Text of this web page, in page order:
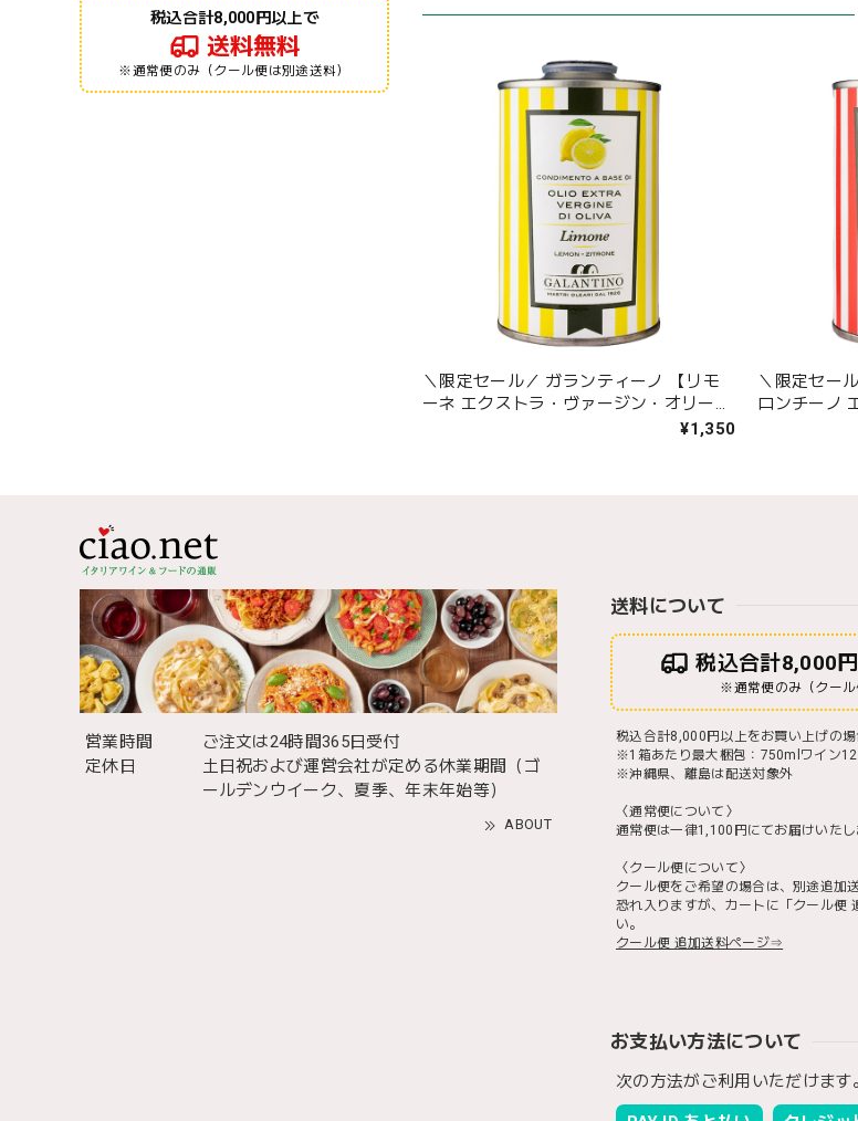
税込合計8,000円以上で
送料無料
※通常便のみ（クール便は別途送料）
＼限定セール／ ガランティーノ 【リモ
ーネ エクストラ・ヴァージン・オリーブ
¥1,350
＼限定セー
ロンチーノ
営業時間
ご注文は24時間365日受付
定休日
土日祝および運営会社が定める休業期間（ゴ
ールデンウイーク、夏季、年末年始等）
ABOUT
送料について
税込合計8,000
※通常便のみ（クール
税込合計8,000円以上をお買い上げの場
※1箱あたり最大梱包：750mlワイン12
※沖縄県、離島は配送対象外
〈通常便について〉
通常便は一律1,100円にてお届けいたし
〈クール便について〉
クール便をご希望の場合は、別途追加
恐れ入りますが、カートに「クール便
い。
クール便 追加送料ページ⇒
お支払い方法について
次の方法がご利用いただけます